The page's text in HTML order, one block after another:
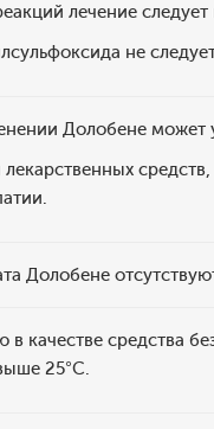
лечение следует
не
Долобене может
Долобене
качестве средства
25°C.